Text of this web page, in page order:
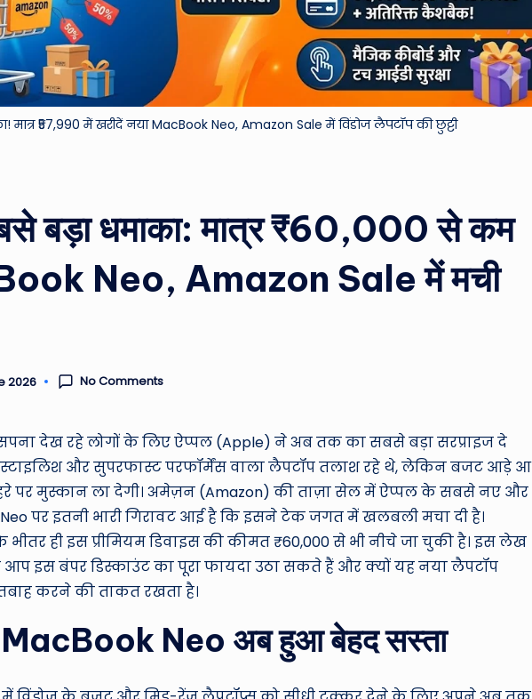
&
M
o
vi
N
e
w
u
n
d
T
e
W
मात्र ₹57,990 में खरीदें नया MacBook Neo, Amazon Sale में विंडोज लैपटॉप की छुट्टी
बड़ा धमाका: मात्र ₹60,000 से कम
Neo, Amazon Sale में मची
2026 No Comments
देख रहे लोगों के लिए ऐप्पल (Apple) ने अब तक का सबसे बड़ा सरप्राइज दे
स्टाइलिश और सुपरफास्ट परफॉर्मेंस वाला लैपटॉप तलाश रहे थे, लेकिन बजट आड़े आ
पर मुस्कान ला देगी। अमेज़न (Amazon) की ताज़ा सेल में ऐप्पल के सबसे नए और
पर इतनी भारी गिरावट आई है कि इसने टेक जगत में खलबली मचा दी है।
ही इस प्रीमियम डिवाइस की कीमत ₹60,000 से भी नीचे जा चुकी है। इस लेख
इस बंपर डिस्काउंट का पूरा फायदा उठा सकते हैं और क्यों यह नया लैपटॉप
करने की ताकत रखता है।
MacBook Neo अब हुआ बेहद सस्ता